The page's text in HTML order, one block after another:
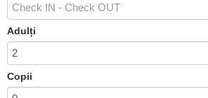
Adulți
Copii